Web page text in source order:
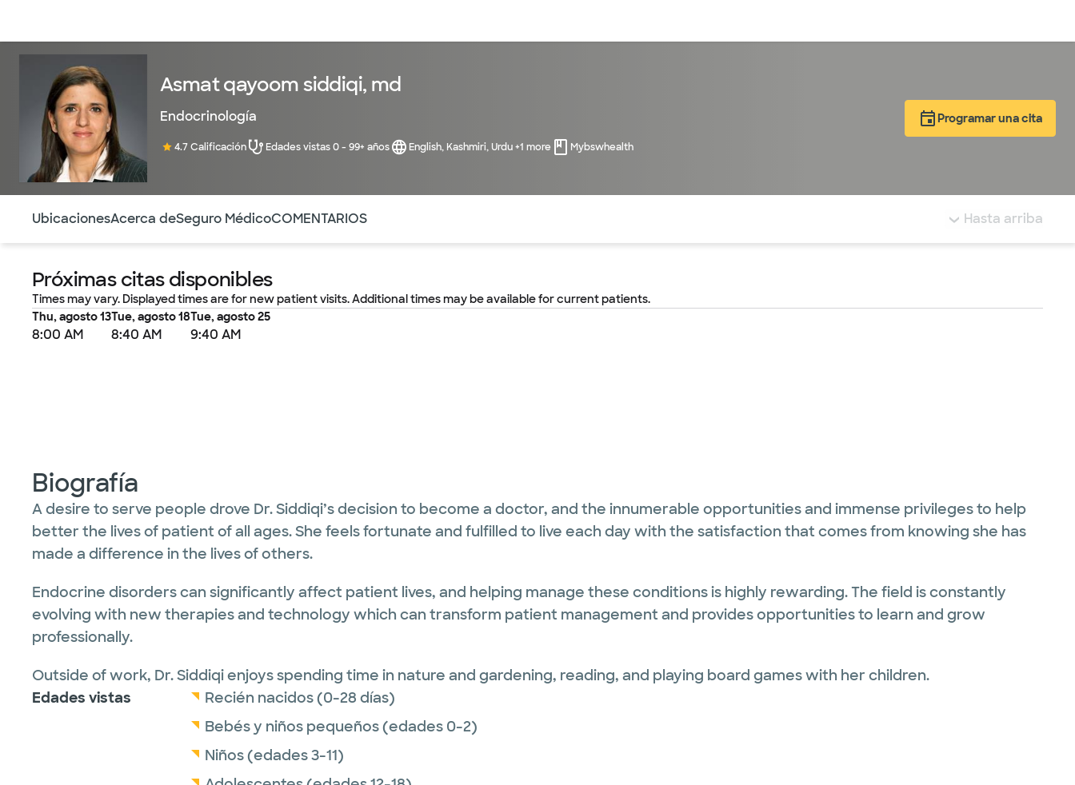
Asmat qayoom siddiqi, md
Endocrinología
4.7 Calificación Edades vistas 0 - 99+ años English, Kashmiri, Urdu +1 more Mybswhealth
Programar una cita
UbicacionesAcerca deSeguro MédicoCOMENTARIOS Hasta arriba
Próximas citas disponibles
Times may vary. Displayed times are for new patient visits. Additional times may be available for current patients.
Thu, agosto 13
8:00 AM
Tue, agosto 18
8:40 AM
Tue, agosto 25
9:40 AM
Biografía
A desire to serve people drove Dr. Siddiqi’s decision to become a doctor, and the innumerable opportunities and immense privileges to help
better the lives of patient of all ages. She feels fortunate and fulfilled to live each day with the satisfaction that comes from knowing she has
made a difference in the lives of others.
Endocrine disorders can significantly affect patient lives, and helping manage these conditions is highly rewarding. The field is constantly
evolving with new therapies and technology which can transform patient management and provides opportunities to learn and grow
professionally.
Outside of work, Dr. Siddiqi enjoys spending time in nature and gardening, reading, and playing board games with her children.
Edades vistas
Recién nacidos (0-28 días)
Bebés y niños pequeños (edades 0-2)
Niños (edades 3-11)